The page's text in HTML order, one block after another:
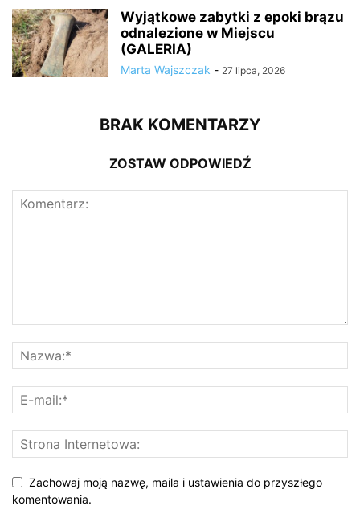
Wyjątkowe zabytki z epoki brązu
odnalezione w Miejscu
(GALERIA)
Marta Wajszczak - 27 lipca, 2026
BRAK KOMENTARZY
ZOSTAW ODPOWIEDŹ
Zachowaj moją nazwę, maila i ustawienia do przyszłego
komentowania.